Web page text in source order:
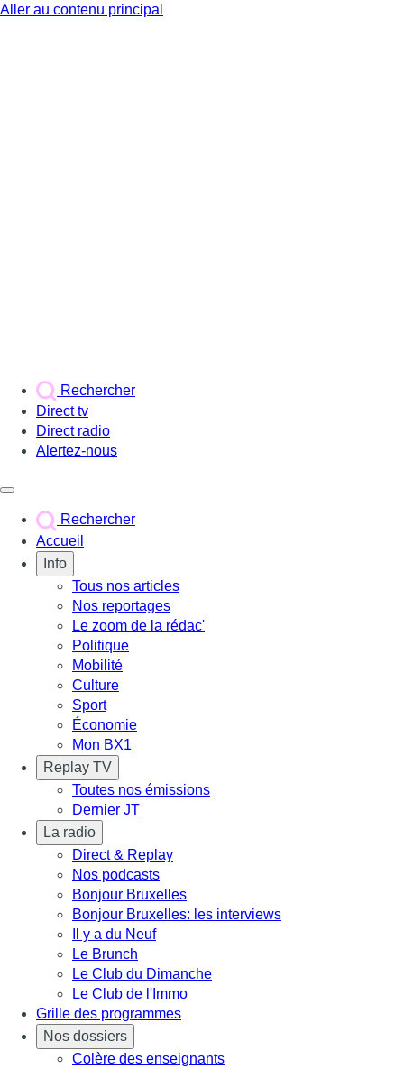
Aller au contenu principal
Rechercher
Direct tv
Direct radio
Alertez-nous
Rechercher
Accueil
Info
Tous nos articles
Nos reportages
Le zoom de la rédac'
Politique
Mobilité
Culture
Sport
Économie
Mon BX1
Replay TV
Toutes nos émissions
Dernier JT
La radio
Direct & Replay
Nos podcasts
Bonjour Bruxelles
Bonjour Bruxelles: les interviews
Il y a du Neuf
Le Brunch
Le Club du Dimanche
Le Club de l'Immo
Grille des programmes
Nos dossiers
Colère des enseignants